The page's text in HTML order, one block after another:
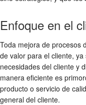
Enfoque en el
Toda mejora de procesos
de valor para el cliente,
necesidades del cliente y
manera eficiente es
producto o servicio de
general del cliente.